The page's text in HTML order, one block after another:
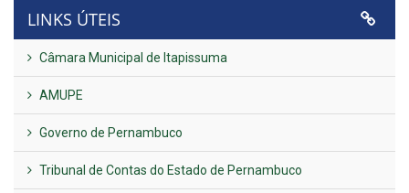
LINKS ÚTEIS
Câmara Municipal de Itapissuma
AMUPE
Governo de Pernambuco
Tribunal de Contas do Estado de Pernambuco